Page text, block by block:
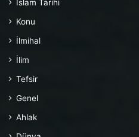
İslam Tarihi
Konu
İlmihal
İlim
Tefsir
Genel
Ahlak